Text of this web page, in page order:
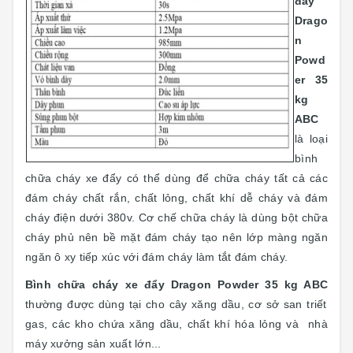
Drago
n
Powd
er 35
kg
ABC
là loại
bình
chữa cháy xe đẩy có thể dùng để chữa cháy tất cả các
đám cháy chất rắn, chất lỏng, chất khí dễ cháy và đám
cháy điện dưới 380v. Cơ chế chữa cháy là dùng bột chữa
cháy phủ nên bề mặt đám cháy tạo nên lớp màng ngăn
ngăn ô xy tiếp xúc với đám cháy làm tắt đám cháy.
Bình chữa cháy xe đẩy Dragon Powder 35 kg ABC
thường được dùng tại cho cây xăng dầu, cơ sở san triết
gas, các kho chứa xăng dầu, chất khí hóa lỏng và nhà
máy xưởng sản xuất lớn...